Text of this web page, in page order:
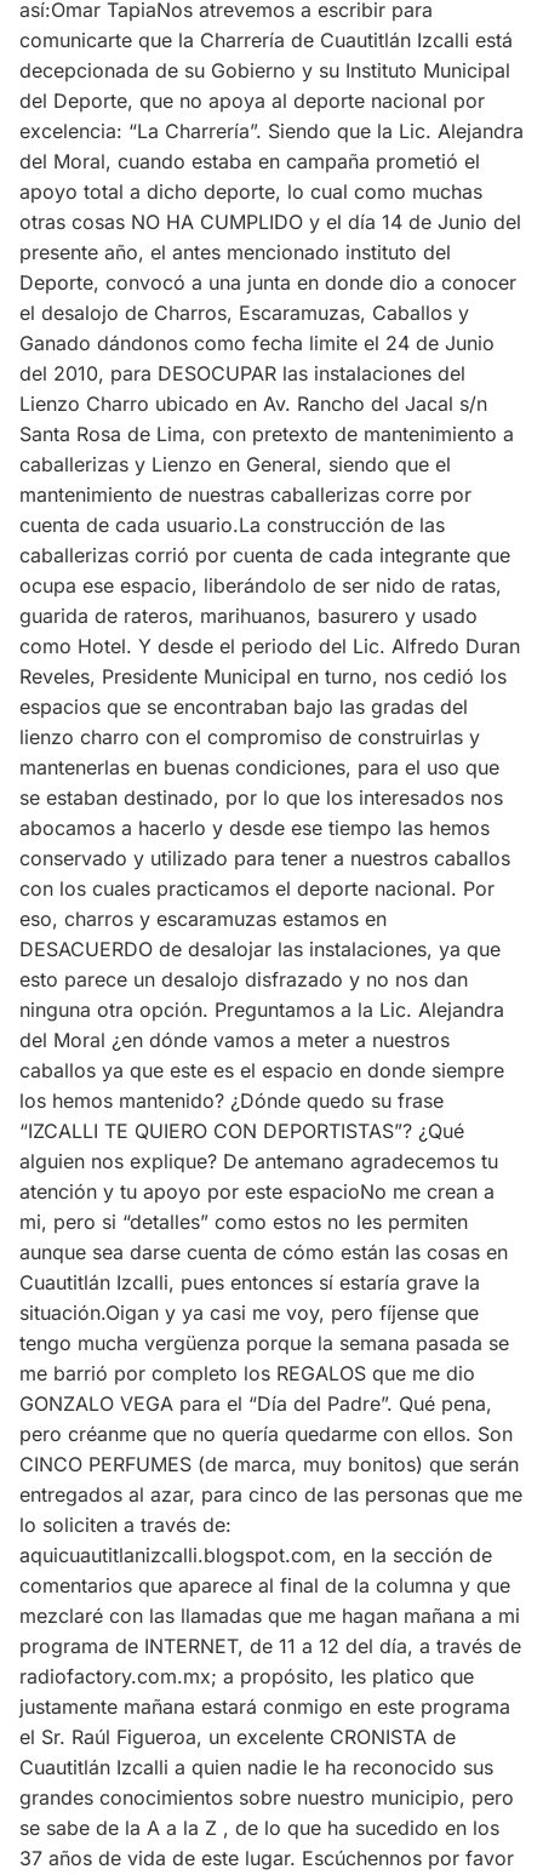
así:Omar TapiaNos atrevemos a escribir para
comunicarte que la Charrería de Cuautitlán Izcalli está
decepcionada de su Gobierno y su Instituto Municipal
del Deporte, que no apoya al deporte nacional por
excelencia: “La Charrería”. Siendo que la Lic. Alejandra
del Moral, cuando estaba en campaña prometió el
apoyo total a dicho deporte, lo cual como muchas
otras cosas NO HA CUMPLIDO y el día 14 de Junio del
presente año, el antes mencionado instituto del
Deporte, convocó a una junta en donde dio a conocer
el desalojo de Charros, Escaramuzas, Caballos y
Ganado dándonos como fecha limite el 24 de Junio
del 2010, para DESOCUPAR las instalaciones del
Lienzo Charro ubicado en Av. Rancho del Jacal s/n
Santa Rosa de Lima, con pretexto de mantenimiento a
caballerizas y Lienzo en General, siendo que el
mantenimiento de nuestras caballerizas corre por
cuenta de cada usuario.La construcción de las
caballerizas corrió por cuenta de cada integrante que
ocupa ese espacio, liberándolo de ser nido de ratas,
guarida de rateros, marihuanos, basurero y usado
como Hotel. Y desde el periodo del Lic. Alfredo Duran
Reveles, Presidente Municipal en turno, nos cedió los
espacios que se encontraban bajo las gradas del
lienzo charro con el compromiso de construirlas y
mantenerlas en buenas condiciones, para el uso que
se estaban destinado, por lo que los interesados nos
abocamos a hacerlo y desde ese tiempo las hemos
conservado y utilizado para tener a nuestros caballos
con los cuales practicamos el deporte nacional. Por
eso, charros y escaramuzas estamos en
DESACUERDO de desalojar las instalaciones, ya que
esto parece un desalojo disfrazado y no nos dan
ninguna otra opción. Preguntamos a la Lic. Alejandra
del Moral ¿en dónde vamos a meter a nuestros
caballos ya que este es el espacio en donde siempre
los hemos mantenido? ¿Dónde quedo su frase
“IZCALLI TE QUIERO CON DEPORTISTAS”? ¿Qué
alguien nos explique? De antemano agradecemos tu
atención y tu apoyo por este espacioNo me crean a
mi, pero si “detalles” como estos no les permiten
aunque sea darse cuenta de cómo están las cosas en
Cuautitlán Izcalli, pues entonces sí estaría grave la
situación.Oigan y ya casi me voy, pero fíjense que
tengo mucha vergüenza porque la semana pasada se
me barrió por completo los REGALOS que me dio
GONZALO VEGA para el “Día del Padre”. Qué pena,
pero créanme que no quería quedarme con ellos. Son
CINCO PERFUMES (de marca, muy bonitos) que serán
entregados al azar, para cinco de las personas que me
lo soliciten a través de:
aquicuautitlanizcalli.blogspot.com, en la sección de
comentarios que aparece al final de la columna y que
mezclaré con las llamadas que me hagan mañana a mi
programa de INTERNET, de 11 a 12 del día, a través de
radiofactory.com.mx; a propósito, les platico que
justamente mañana estará conmigo en este programa
el Sr. Raúl Figueroa, un excelente CRONISTA de
Cuautitlán Izcalli a quien nadie le ha reconocido sus
grandes conocimientos sobre nuestro municipio, pero
se sabe de la A a la Z , de lo que ha sucedido en los
37 años de vida de este lugar. Escúchennos por favor